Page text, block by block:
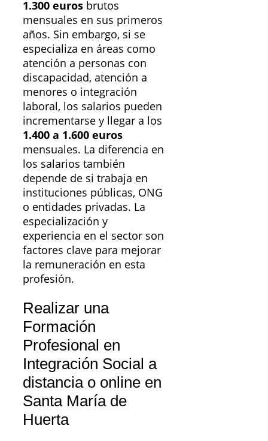
1.300 euros brutos
mensuales en sus primeros
años. Sin embargo, si se
especializa en áreas como
atención a personas con
discapacidad, atención a
menores o integración
laboral, los salarios pueden
incrementarse y llegar a los
1.400 a 1.600 euros
mensuales. La diferencia en
los salarios también
depende de si trabaja en
instituciones públicas, ONG
o entidades privadas. La
especialización y
experiencia en el sector son
factores clave para mejorar
la remuneración en esta
profesión.
Realizar una
Formación
Profesional en
Integración Social a
distancia o online en
Santa María de
Huerta